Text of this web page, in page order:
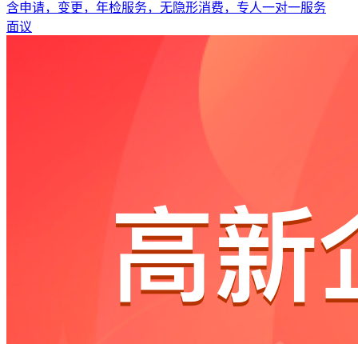
含申请，变更，年检服务，无隐形消费，专人一对一服务
面议